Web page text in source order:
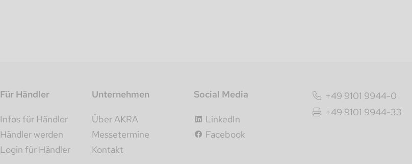
Für Händler
Infos für Händler
Händler werden
Login für Händler
Unternehmen
Über AKRA
Messetermine
Kontakt
Social Media
LinkedIn
Facebook
+49 9101 9944-0
+49 9101 9944-33